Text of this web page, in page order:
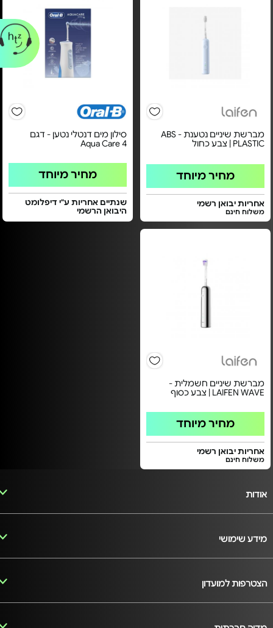
מברשת שיניים נטענת - ABS
PLASTIC | צבע כחול
מחיר מיוחד
אחריות יבואן רשמי
משלוח חינם
סילון מים דנטלי נטען - דגם
Aqua Care 4
מחיר מיוחד
שנתיים אחריות ע"י דיפלומט
היבואן הרשמי
מברשת שיניים חשמלית -
LAIFEN WAVE | צבע כסוף
מחיר מיוחד
אחריות יבואן רשמי
משלוח חינם
אודות
מידע שימושי
הצטרפות למועדון